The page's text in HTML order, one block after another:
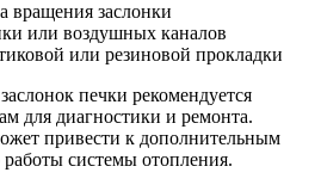
вращения заслонки
или воздушных каналов
или резиновой прокладки
печки рекомендуется
для диагностики и ремонта.
привести к дополнительным
системы отопления.